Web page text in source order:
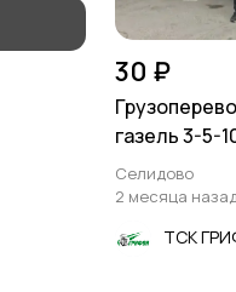
30 ₽
газель 3-5-
Селидово
2 месяца
ТСК